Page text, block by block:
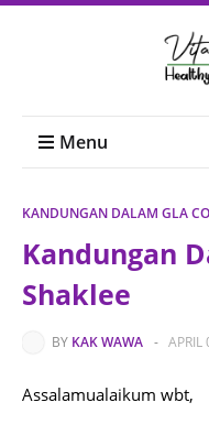
Menu
KANDUNGAN DALAM GLA
Kandungan
Shaklee
BY KAK WAWA - APRIL
Assalamualaikum wbt,